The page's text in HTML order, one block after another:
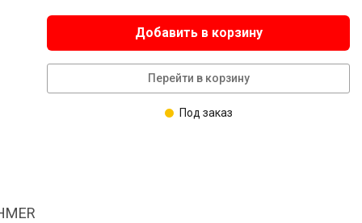
Добавить в корзину
Перейти в корзину
Под заказ